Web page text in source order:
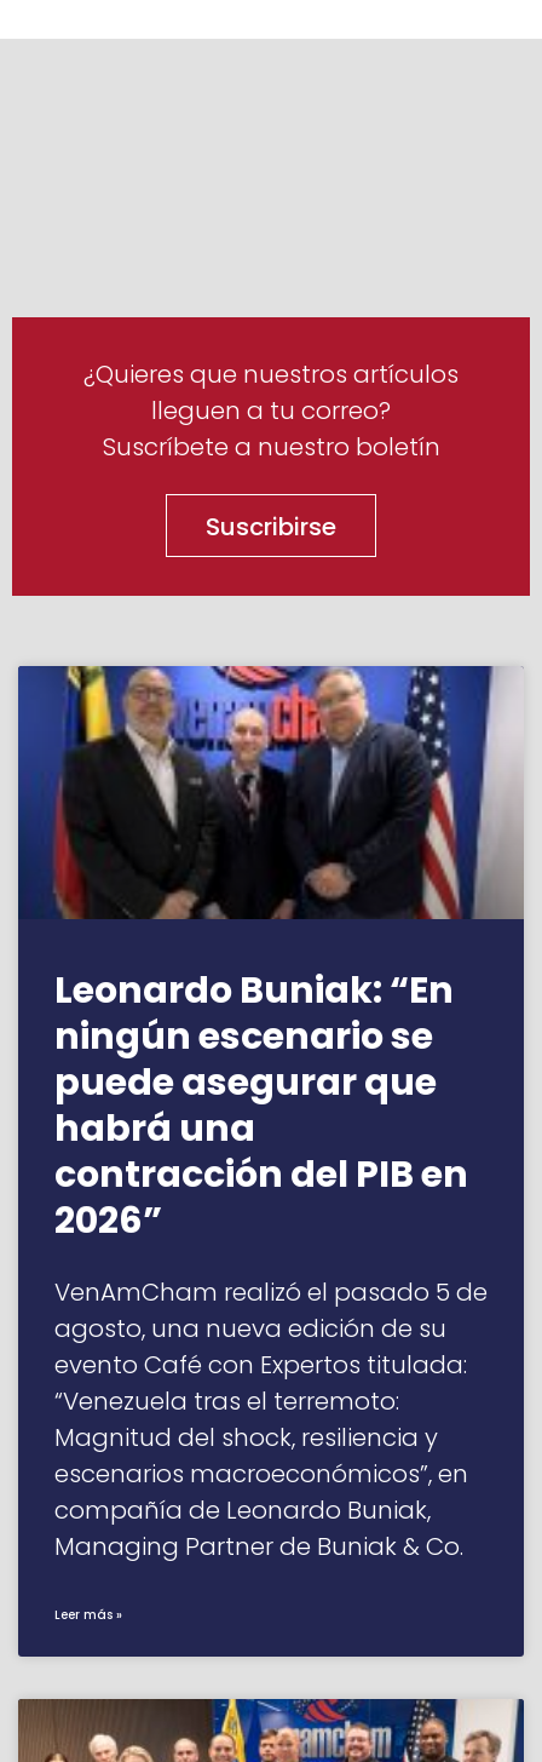
¿Quieres que nuestros artículos
lleguen a tu correo?
Suscríbete a nuestro boletín
Suscribirse
Leonardo Buniak: “En
ningún escenario se
puede asegurar que
habrá una
contracción del PIB en
2026”
VenAmCham realizó el pasado 5 de
agosto, una nueva edición de su
evento Café con Expertos titulada:
“Venezuela tras el terremoto:
Magnitud del shock, resiliencia y
escenarios macroeconómicos”, en
compañía de Leonardo Buniak,
Managing Partner de Buniak & Co.
Leer más »